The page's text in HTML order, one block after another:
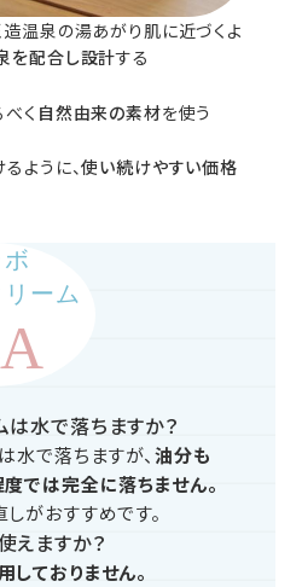
温泉の湯あがり肌に近づくよ
を配合し設計する
く 自然由来の素材を使う
ように、使い続けやすい価格
ーム
は水で落ちますか？
水で落ちますが、 油分も
では完全に落ちません。
がおすすめです。
えますか？
ておりません。